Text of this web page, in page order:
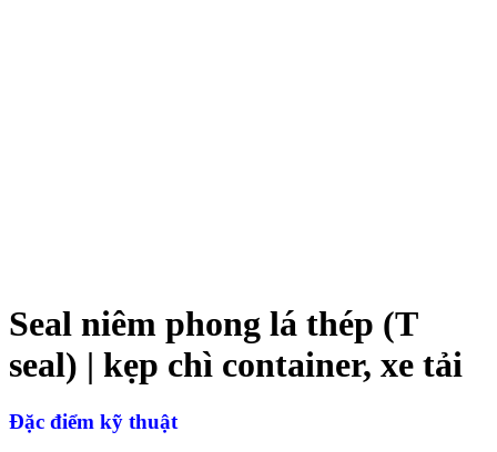
Seal niêm phong lá thép (T
seal) | kẹp chì container, xe tải
Đặc điểm kỹ thuật